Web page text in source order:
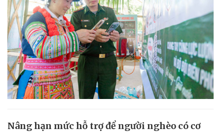
Nâng hạn mức hỗ trợ để người nghèo có cơ